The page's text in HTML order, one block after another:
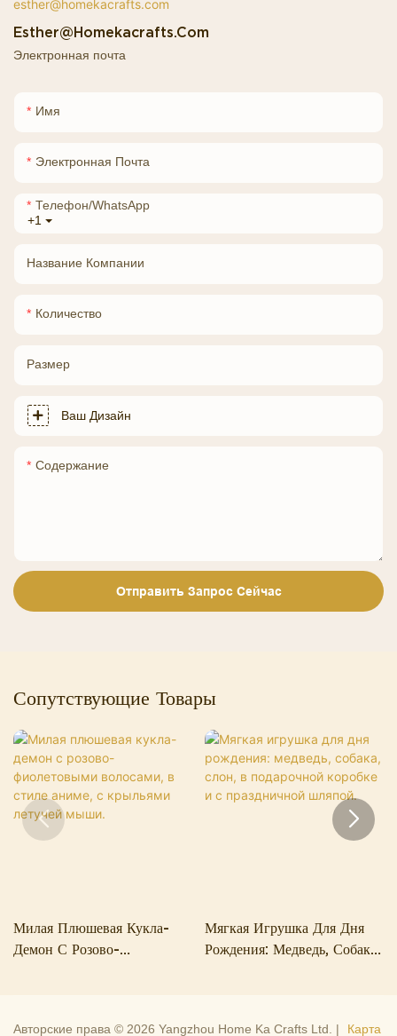
Esther@homekacrafts.com
Электронная почта
Имя
Электронная Почта
+1
Телефон/WhatsApp
Название Компании
Количество
Размер
Ваш Дизайн
Содержание
Отправить Запрос Сейчас
Сопутствующие Товары
Милая Плюшевая Кукла-
Демон С Розово-
Мягкая Игрушка Для Дня
Рождения: Медведь, Собака,
Авторские права © 2026 Yangzhou Home Ka Crafts Ltd. | Карта